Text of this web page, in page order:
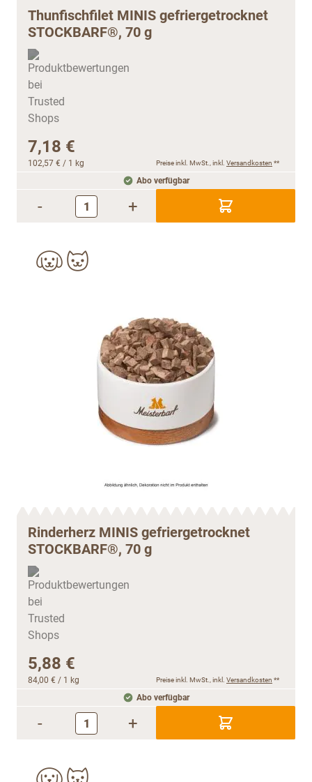
Thunfischfilet MINIS gefriergetrocknet
STOCKBARF®, 70 g
7,18 €
102,57 € / 1 kg Preise inkl. MwSt., inkl. Versandkosten **
Abo verfügbar
- +
Rinderherz MINIS gefriergetrocknet
STOCKBARF®, 70 g
5,88 €
84,00 € / 1 kg Preise inkl. MwSt., inkl. Versandkosten **
Abo verfügbar
- +